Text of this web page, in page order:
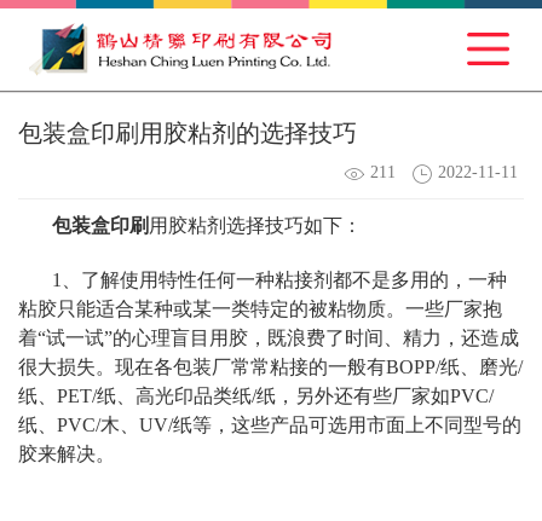
包装盒印刷用胶粘剂的选择技巧
211 2022-11-11
包装盒印刷 用胶粘剂选择技巧如下：
1、了解使用特性任何一种粘接剂都不是多用的，一种
粘胶只能适合某种或某一类特定的被粘物质。一些厂家抱
着“试一试”的心理盲目用胶，既浪费了时间、精力，还造成
很大损失。现在各包装厂常常粘接的一般有BOPP/纸、磨光/
纸、PET/纸、高光印品类纸/纸，另外还有些厂家如PVC/
纸、PVC/木、UV/纸等，这些产品可选用市面上不同型号的
胶来解决。